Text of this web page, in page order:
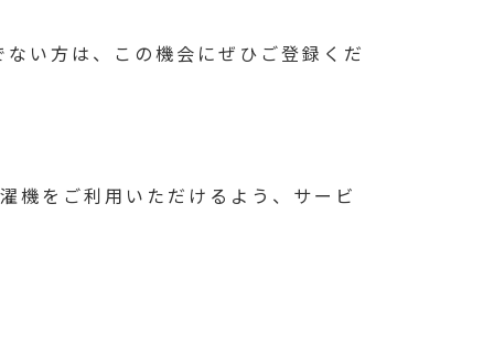
い方は、この機会にぜひご登録くだ
機をご利用いただけるよう、サービ